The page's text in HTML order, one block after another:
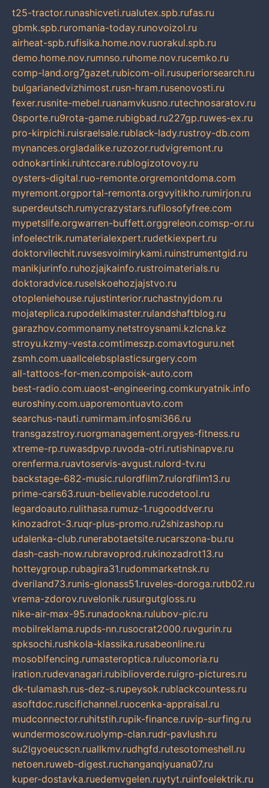
t25-tractor.runashicveti.rualutex.spb.rufas.ru
gbmk.spb.ruromania-today.runovoizol.ru
airheat-spb.rufisika.home.nov.ruorakul.spb.ru
demo.home.nov.rumnso.ruhome.nov.rucemko.ru
comp-land.org7gazet.rubicom-oil.rusuperiorsearch.ru
bulgarianedvizhimost.rusn-hram.rusenovosti.ru
fexer.rusnite-mebel.ruanamvkusno.rutechnosaratov.ru
0sporte.ru9rota-game.rubigbad.ru227gp.ruwes-ex.ru
pro-kirpichi.ruisraelsale.rublack-lady.rustroy-db.com
mynances.orgladalike.ruzozor.rudvigremont.ru
odnokartinki.ruhtccare.rublogizotovoy.ru
oysters-digital.ruo-remonte.orgremontdoma.com
myremont.orgportal-remonta.orgvyitikho.rumirjon.ru
superdeutsch.rumycrazystars.rufilosofyfree.com
mypetslife.orgwarren-buffett.orggreleon.comsp-or.ru
infoelectrik.rumaterialexpert.rudetkiexpert.ru
doktorvilechit.ruvsesvoimirykami.ruinstrumentgid.ru
manikjurinfo.ruhozjajkainfo.rustroimaterials.ru
doktoradvice.ruselskoehozjajstvo.ru
otopleniehouse.rujustinterior.ruchastnyjdom.ru
mojateplica.rupodelkimaster.rulandshaftblog.ru
garazhov.commonamy.netstroysnami.kzlcna.kz
stroyu.kzmy-vesta.comtimeszp.comavtoguru.net
zsmh.com.uaallcelebsplasticsurgery.com
all-tattoos-for-men.compoisk-auto.com
best-radio.com.uaost-engineering.comkuryatnik.info
euroshiny.com.uaporemontuavto.com
searchus-nauti.rumirmam.infosmi366.ru
transgazstroy.ruorgmanagement.orgyes-fitness.ru
xtreme-rp.ruwasdpvp.ruvoda-otri.rutishinapve.ru
orenferma.ruavtoservis-avgust.rulord-tv.ru
backstage-682-music.rulordfilm7.rulordfilm13.ru
prime-cars63.ruun-believable.rucodetool.ru
legardoauto.rulithasa.rumuz-1.rugooddver.ru
kinozadrot-3.ruqr-plus-promo.ru2shizashop.ru
udalenka-club.runerabotaetsite.rucarszona-bu.ru
dash-cash-now.rubravoprod.rukinozadrot13.ru
hotteygroup.rubagira31.rudommarketnsk.ru
dveriland73.runis-glonass51.ruveles-doroga.rutb02.ru
vrema-zdorov.ruvelonik.rusurgutgloss.ru
nike-air-max-95.runadookna.rulubov-pic.ru
mobilreklama.rupds-nn.rusocrat2000.ruvgurin.ru
spksochi.rushkola-klassika.rusabeonline.ru
mosoblfencing.rumasteroptica.rulucomoria.ru
iration.rudevanagari.rubiblioverde.ruigro-pictures.ru
dk-tulamash.rus-dez-s.rupeysok.rublackcountess.ru
asoftdoc.ruscifichannel.ruocenka-appraisal.ru
mudconnector.ruhitstih.rupik-finance.ruvip-surfing.ru
wundermoscow.ruolymp-clan.rudr-pavlush.ru
su2lgyoeucscn.ruallkmv.rudhgfd.rutesotomeshell.ru
netoen.ruweb-digest.ruchanganqiyuana07.ru
kuper-dostavka.ruedemvgelen.ruytyt.ruinfoelektrik.ru